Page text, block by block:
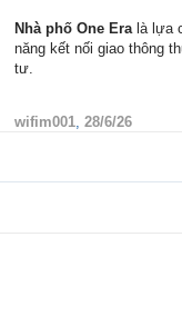
Nhà phố One Eralà lựa
năng kết nối giao thông
tư.
wifim001, 28/6/26